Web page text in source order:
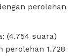
perolehan
(4.754 suara)
perolehan 1.728